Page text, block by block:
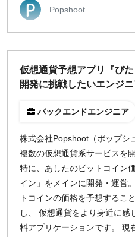
Popshoot
仮想通貨予想アプリ『ぴ
開発に挑戦したいエンジ
バックエンドエンジニア
株式会社Popshoot（ポップシ
複数の仮想通貨系サービスを
特に、あしたのビットコイン
イン」をメインに開発・運営
トコインの価格を予想するこ
し、 仮想通貨をより身近に
料アプリケーションです。 現